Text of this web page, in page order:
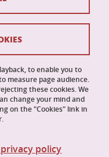
to enable you to
measure page audience.
these cookies. We
change your mind and
on the "Cookies" link in
policy